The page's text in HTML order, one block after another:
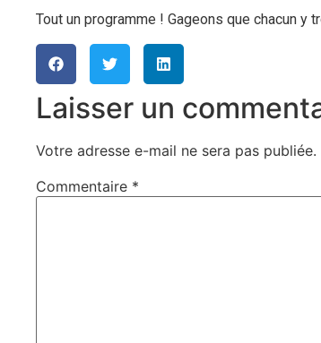
Tout un programme ! Gageons que chacun y
Laisser un
Votre adresse e-mail ne sera pas publiée.
Commentaire *